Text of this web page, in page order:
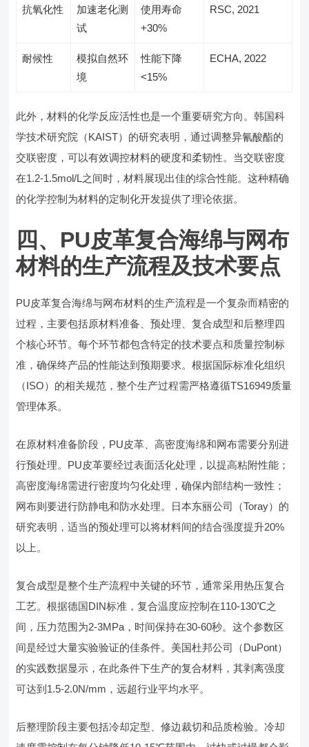
抗氧化性
加速老化测
试
使用寿命
+30%
RSC, 2021
耐候性
模拟自然环
境
性能下降
<15%
ECHA, 2022
此外，材料的化学反应活性也是一个重要研究方向。韩国科
学技术研究院（KAIST）的研究表明，通过调整异氰酸酯的
交联密度，可以有效调控材料的硬度和柔韧性。当交联密度
在1.2-1.5mol/L之间时，材料展现出佳的综合性能。这种精确
的化学控制为材料的定制化开发提供了理论依据。
四、PU皮革复合海绵与网布
材料的生产流程及技术要点
PU皮革复合海绵与网布材料的生产流程是一个复杂而精密的
过程，主要包括原材料准备、预处理、复合成型和后整理四
个核心环节。每个环节都包含特定的技术要点和质量控制标
准，确保终产品的性能达到预期要求。根据国际标准化组织
（ISO）的相关规范，整个生产过程需严格遵循TS16949质量
管理体系。
在原材料准备阶段，PU皮革、高密度海绵和网布需要分别进
行预处理。PU皮革要经过表面活化处理，以提高粘附性能；
高密度海绵需进行密度均匀化处理，确保内部结构一致性；
网布则要进行防静电和防水处理。日本东丽公司（Toray）的
研究表明，适当的预处理可以将材料间的结合强度提升20%
以上。
复合成型是整个生产流程中关键的环节，通常采用热压复合
工艺。根据德国DIN标准，复合温度应控制在110-130℃之
间，压力范围为2-3MPa，时间保持在30-60秒。这个参数区
间是经过大量实验验证的佳条件。美国杜邦公司（DuPont）
的实践数据显示，在此条件下生产的复合材料，其剥离强度
可达到1.5-2.0N/mm，远超行业平均水平。
后整理阶段主要包括冷却定型、修边裁切和品质检验。冷却